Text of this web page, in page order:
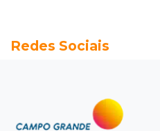
Foragido por roubo
Veja as dezenas de
Redes Sociais